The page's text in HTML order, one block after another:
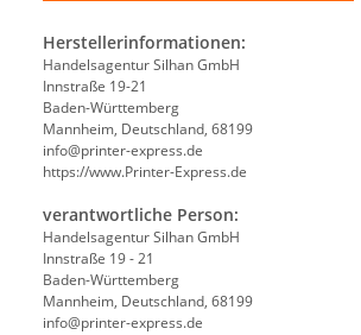
Herstellerinformationen:
Handelsagentur Silhan GmbH
Innstraße 19-21
Baden-Württemberg
Mannheim, Deutschland, 68199
info@printer-express.de
https://www.Printer-Express.de
verantwortliche Person:
Handelsagentur Silhan GmbH
Innstraße 19 - 21
Baden-Württemberg
Mannheim, Deutschland, 68199
info@printer-express.de